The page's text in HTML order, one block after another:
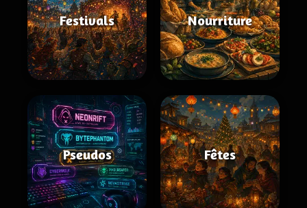
Festivals Nourriture
Pseudos Fêtes